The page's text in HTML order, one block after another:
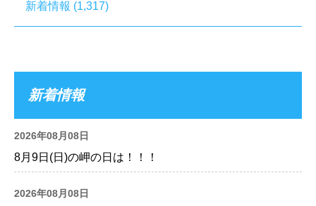
新着情報 (1,317)
新着情報
2026年08月08日
8月9日(日)の岬の日は！！！
2026年08月08日